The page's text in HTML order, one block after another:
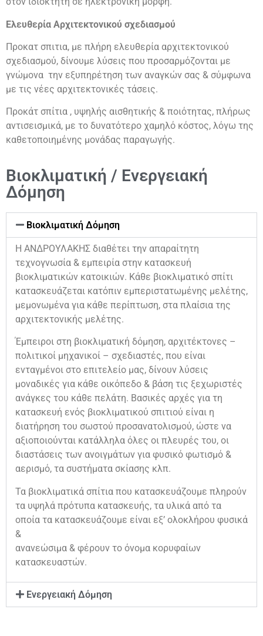
Ελευθερία Αρχιτεκτονικού σχεδιασμού
Προκατ σπιτια, με πλήρη ελευθερία αρχιτεκτονικού
σχεδιασμού, δίνουμε λύσεις που προσαρμόζονται με
γνώμονα την εξυπηρέτηση των αναγκών σας & σύμφωνα
με τις νέες αρχιτεκτονικές τάσεις.
Προκάτ σπίτια , υψηλής αισθητικής & ποιότητας, πλήρως
αντισεισμικά, με το δυνατότερο χαμηλό κόστος, λόγω της
καθετοποιημένης μονάδας παραγωγής.
Βιοκλιματική / Ενεργειακή
Δόμηση
Βιοκλιματική Δόμηση
Η ΑΝΔΡΟΥΛΑΚΗΣ διαθέτει την απαραίτητη
τεχνογνωσία & εμπειρία στην κατασκευή
βιοκλιματικών κατοικιών. Κάθε βιοκλιματικό σπίτι
κατασκευάζεται κατόπιν εμπεριστατωμένης μελέτης,
μεμονωμένα για κάθε περίπτωση, στα πλαίσια της
αρχιτεκτονικής μελέτης.
Έμπειροι στη βιοκλιματική δόμηση, αρχιτέκτονες –
πολιτικοί μηχανικοί – σχεδιαστές, που είναι
ενταγμένοι στο επιτελείο μας, δίνουν λύσεις
μοναδικές για κάθε οικόπεδο & βάση τις ξεχωριστές
ανάγκες του κάθε πελάτη. Βασικές αρχές για τη
κατασκευή ενός βιοκλιματικού σπιτιού είναι η
διατήρηση του σωστού προσανατολισμού, ώστε να
αξιοποιούνται κατάλληλα όλες οι πλευρές του, οι
διαστάσεις των ανοιγμάτων για φυσικό φωτισμό &
αερισμό, τα συστήματα σκίασης κλπ.
Τα βιοκλιματικά σπίτια που κατασκευάζουμε πληρούν
τα υψηλά πρότυπα κατασκευής, τα υλικά από τα
οποία τα κατασκευάζουμε είναι εξ’ ολοκλήρου φυσικά
&
ανανεώσιμα & φέρουν το όνομα κορυφαίων
κατασκευαστών.
Ενεργειακή Δόμηση